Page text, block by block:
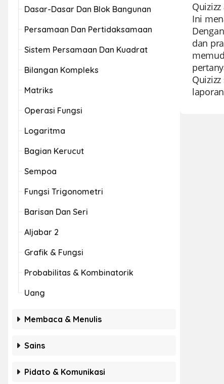
Dasar-Dasar Dan Blok Bangunan
Persamaan Dan Pertidaksamaan
Sistem Persamaan Dan Kuadrat
Bilangan Kompleks
Matriks
Operasi Fungsi
Logaritma
Bagian Kerucut
Sempoa
Fungsi Trigonometri
Barisan Dan Seri
Aljabar 2
Grafik & Fungsi
Probabilitas & Kombinatorik
Uang
Membaca & Menulis
Sains
Pidato & Komunikasi
Ini
dan